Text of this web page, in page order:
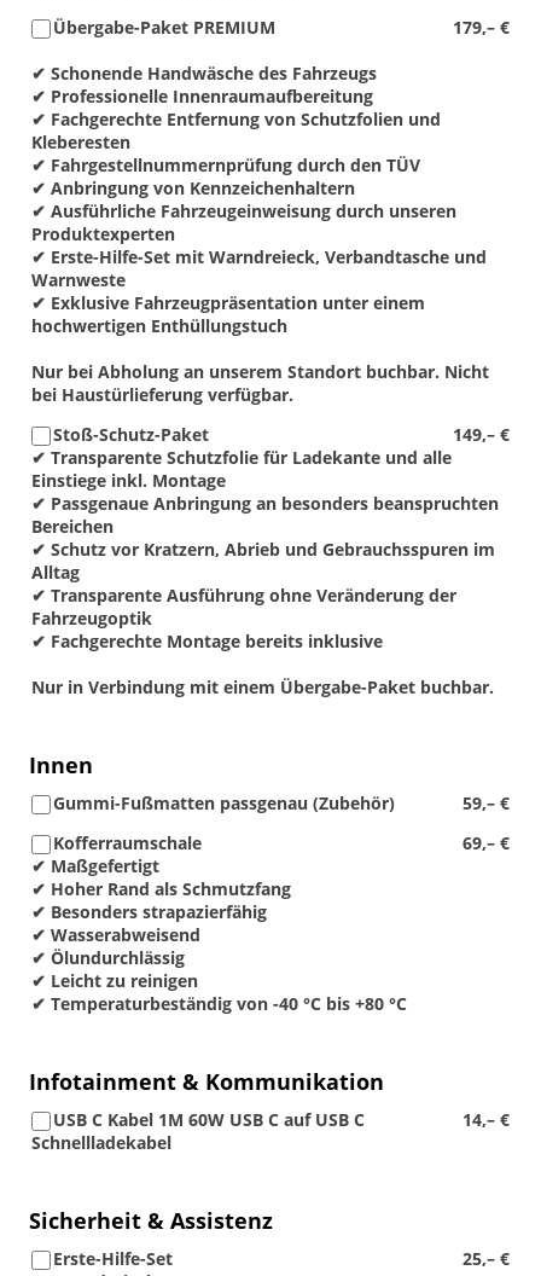
179,– €
Übergabe-Paket PREMIUM
✔ Schonende Handwäsche des Fahrzeugs
✔ Professionelle Innenraumaufbereitung
✔ Fachgerechte Entfernung von Schutzfolien und
Kleberesten
✔ Fahrgestellnummernprüfung durch den TÜV
✔ Anbringung von Kennzeichenhaltern
✔ Ausführliche Fahrzeugeinweisung durch unseren
Produktexperten
✔ Erste-Hilfe-Set mit Warndreieck, Verbandtasche und
Warnweste
✔ Exklusive Fahrzeugpräsentation unter einem
hochwertigen Enthüllungstuch
Nur bei Abholung an unserem Standort buchbar. Nicht
bei Haustürlieferung verfügbar.
149,– €
Stoß-Schutz-Paket
✔ Transparente Schutzfolie für Ladekante und alle
Einstiege inkl. Montage
✔ Passgenaue Anbringung an besonders beanspruchten
Bereichen
✔ Schutz vor Kratzern, Abrieb und Gebrauchsspuren im
Alltag
✔ Transparente Ausführung ohne Veränderung der
Fahrzeugoptik
✔ Fachgerechte Montage bereits inklusive
Nur in Verbindung mit einem Übergabe-Paket buchbar.
Innen
59,– €
Gummi-Fußmatten passgenau (Zubehör)
69,– €
Kofferraumschale
✔ Maßgefertigt
✔ Hoher Rand als Schmutzfang
✔ Besonders strapazierfähig
✔ Wasserabweisend
✔ Ölundurchlässig
✔ Leicht zu reinigen
✔ Temperaturbeständig von -40 °C bis +80 °C
Infotainment & Kommunikation
14,– €
USB C Kabel 1M 60W USB C auf USB C
Schnellladekabel
Sicherheit & Assistenz
25,– €
Erste-Hilfe-Set